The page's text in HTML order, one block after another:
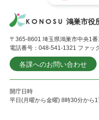
鴻巣市役
〒365-8601 埼玉県鴻巣市中央1
電話番号：048-541-1321 ファッ
各課へのお問い合わせ
開庁日時
平日(月曜から金曜) 8時30分から